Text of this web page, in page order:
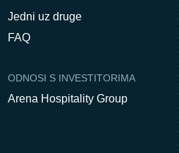
Jedni uz druge
FAQ
ODNOSI S INVESTITORIMA
Arena Hospitality Group